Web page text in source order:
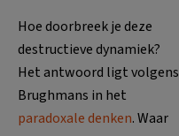
Hoe doorbreek je deze
destructieve dynamiek?
Het antwoord ligt volgens
Brughmans in het
paradoxale denken. Waar